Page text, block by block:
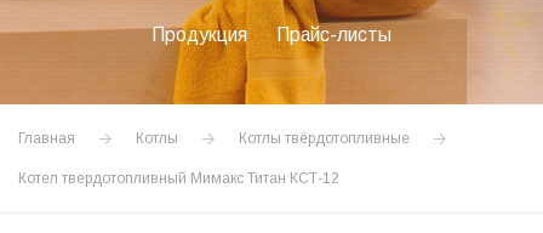
Продукция Прайс-листы
Главная Котлы Котлы твёрдотопливные
Котел твердотопливный Мимакс Титан КСТ-12